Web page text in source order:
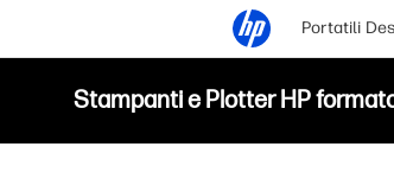
Portatili
Stampanti e Plotter HP